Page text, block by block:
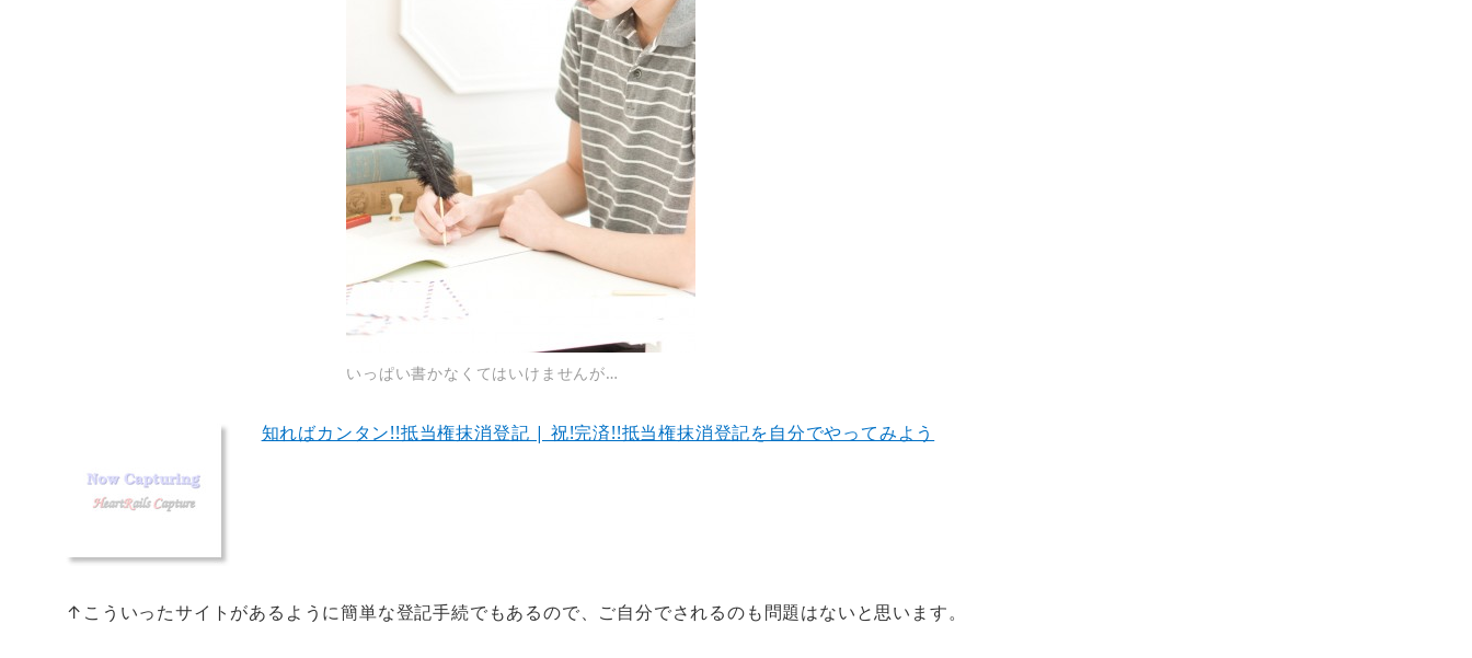
いっぱい書かなくてはいけませんが…
知ればカンタン!!抵当権抹消登記 | 祝!完済!!抵当権抹消登記を自分でやってみよう
↑こういったサイトがあるように簡単な登記手続でもあるので、ご自分でされるのも問題はないと思います。